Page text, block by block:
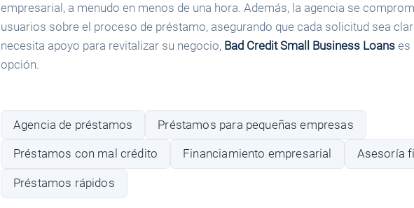
empresarial, a menudo en menos de una hora. Además, la agencia se
usuarios sobre el proceso de préstamo, asegurando que cada solicitud sea
necesita apoyo para revitalizar su negocio, Bad Credit Small Business Loanses
opción.
Agencia de préstamos Préstamos para pequeñas empresas
Préstamos con mal crédito Financiamiento empresarial Asesoría
Préstamos rápidos